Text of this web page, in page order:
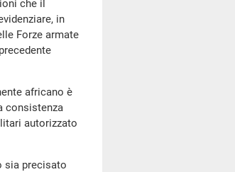
che il
in
Forze armate
africano è
consistenza
autorizzato
sia precisato